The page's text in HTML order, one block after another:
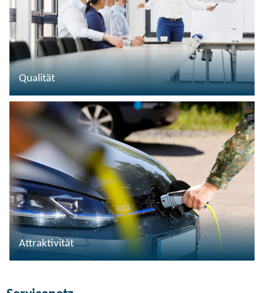
Qualität
Attraktivität